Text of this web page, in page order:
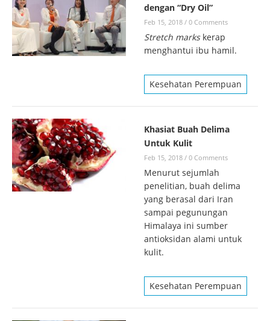
dengan “Dry Oil”
Feb 15, 2018 / 0 Comments
Stretch markskerap
menghantui ibu hamil.
Kesehatan Perempuan
Khasiat Buah Delima
Untuk Kulit
Feb 15, 2018 / 0 Comments
Menurut sejumlah
penelitian, buah delima
yang berasal dari Iran
sampai pegunungan
Himalaya ini sumber
antioksidan alami untuk
kulit.
Kesehatan Perempuan